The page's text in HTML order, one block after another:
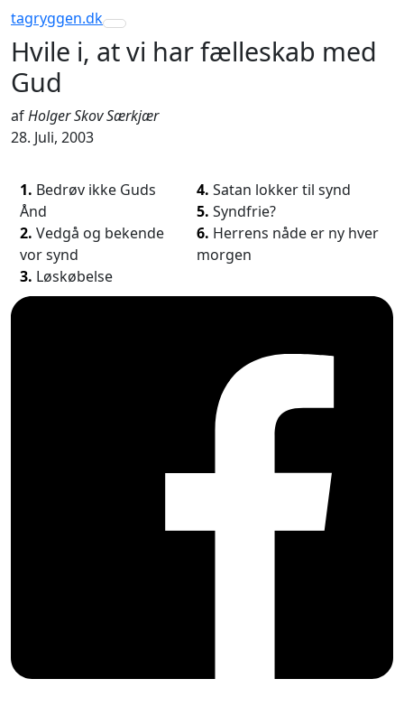
tagryggen.dk
Toggle navigation
Hvile i, at vi har fælleskab med
Gud
afHolger Skov Særkjær
28. Juli, 2003
1. Bedrøv ikke Guds
Ånd
2. Vedgå og bekende
vor synd
3. Løskøbelse
4. Satan lokker til synd
5. Syndfrie?
6. Herrens nåde er ny hver
morgen